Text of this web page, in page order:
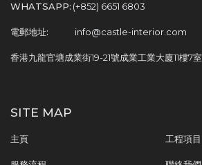
WHATSAPP: (+852) 6651 6803
電郵地址: info@castle-interior.com
香港九龍官塘成業街19-21號成業工業大廈11樓7室
SITE MAP
主頁 工程項目